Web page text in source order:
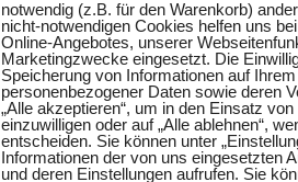
16:00-16:30 Bühne I
18:00-18:30 Bühne K
notwendig (z.B. für den Warenkorb)
nicht-notwendigen Cookies helfen uns
Online-Angebotes, unserer
Marketingzwecke eingesetzt. Die
Speicherung von Informationen auf
personenbezogener Daten sowie deren
„Alle akzeptieren“, um in den Einsatz
einzuwilligen oder auf „Alle ablehnen“,
entscheiden. Sie können unter
Informationen der von uns eingesetzten
und deren Einstellungen aufrufen. Sie